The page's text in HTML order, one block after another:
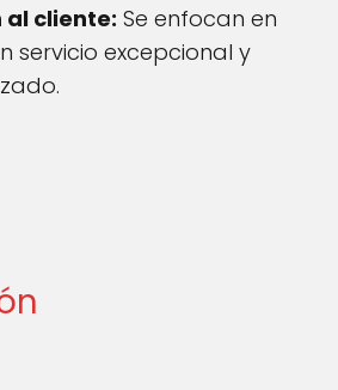
al cliente: Se enfocan en
servicio excepcional y